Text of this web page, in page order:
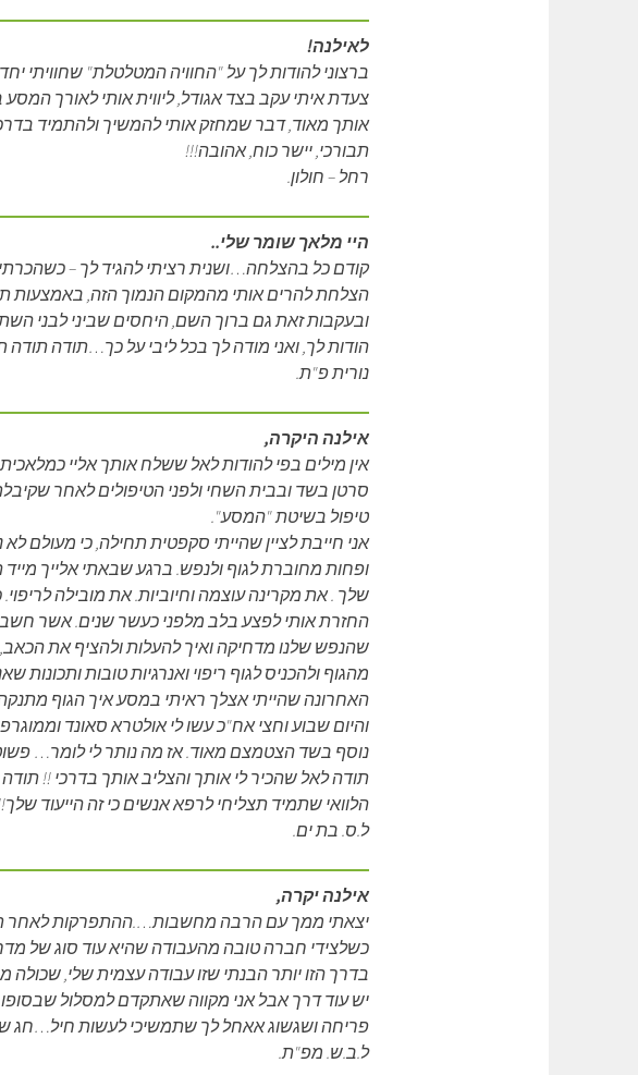
לאילנה!
ברצוני להודות לך על "החוויה המטלטלת" שחוויתי
צעדת איתי עקב בצד אגודל, ליווית אותי לאורך
אותך מאוד, דבר שמחזק אותי להמשיך ולהתמיד
תבורכי, יישר כוח, אהובה!!!
רחל – חולון.
היי מלאך שומר שלי..
קודם כל בהצלחה…ושנית רציתי להגיד לך –
הצלחת להרים אותי מהמקום הנמוך הזה, באמצעות
ובעקבות זאת גם ברוך השם, היחסים שביני לבני
הודות לך, ואני מודה לך בכל ליבי על כך…תודה תודה
נורית פ"ת.
אילנה היקרה,
אין מילים בפי להודות לאל ששלח אותך אליי כמלאכית
סרטן בשד ובבית השחי ולפני הטיפולים לאחר
טיפול בשיטת "המסע".
אני חייבת לציין שהייתי סקפטית תחילה, כי מעולם
ופחות מחוברת לגוף ולנפש. ברגע שבאתי אלייך
שלך . את מקרינה עוצמה וחיוביות. את מובילה
החזרת אותי לפצע בלב מלפני כעשר שנים. אשר
שהנפש שלנו מדחיקה ואיך להעלות ולהציף את
מהגוף ולהכניס לגוף ריפוי ואנרגיות טובות
האחרונה שהייתי אצלך ראיתי במסע איך הגוף
והיום שבוע וחצי אח"כ עשו לי אולטרא סאונד
נוסף בשד הצטמצם מאוד. אז מה נותר לי לומר…
תודה לאל שהכיר לי אותך והצליב אותך בדרכי !!
הלוואי שתמיד תצליחי לרפא אנשים כי זה הייעוד
ל.ס. בת ים.
אילנה יקרה,
יצאתי ממך עם הרבה מחשבות….ההתפרקות לאחר
כשלצידי חברה טובה מהעבודה שהיא עוד סוג של
בדרך הזו יותר הבנתי שזו עבודה עצמית שלי, שכולה
יש עוד דרך אבל אני מקווה שאתקדם למסלול שבסופו
פריחה ושגשוג אאחל לך שתמשיכי לעשות חיל…חג
ל.ב.ש. מפ"ת.